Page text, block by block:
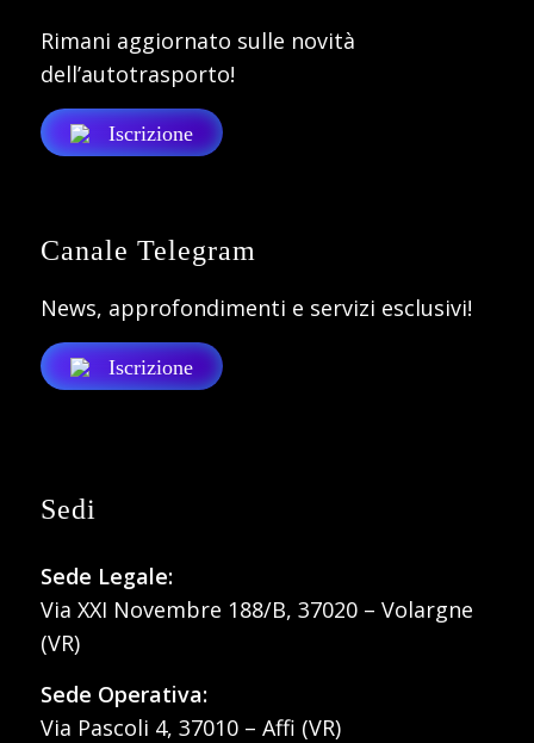
Rimani aggiornato sulle novità
dell’autotrasporto!
Iscrizione
Canale Telegram
News, approfondimenti e servizi esclusivi!
Iscrizione
Sedi
Sede Legale:
Via XXI Novembre 188/B, 37020 – Volargne
(VR)
Sede Operativa:
Via Pascoli 4, 37010 – Affi (VR)